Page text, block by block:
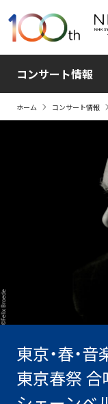
コンサート情報
ホーム コンサート情報
東京・春・
東京春祭